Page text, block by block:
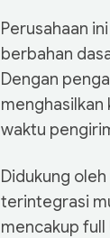
Perusahaan
berbahan
Dengan
waktu
Didukung
terintegrasi
mencakup full